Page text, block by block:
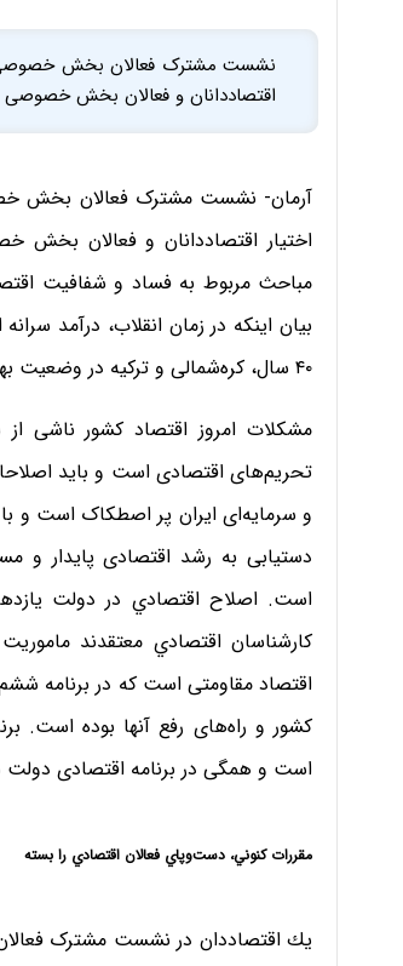
نشست مشترک فعالان بخش خصوصی و
اقتصاددانان و فعالان بخش
آرمان- نشست مشترک فعالان بخش
اختیار اقتصاددانان و فعالان بخش
مباحث مربوط به فساد و شفافیت
بیان اینکه در زمان انقلاب، درآمد
۴۰ سال، کره‌شمالی و ترکیه در وضعیت بهتری قرار گرفته اند، اقتصاد ایران را درگیر با مشکلات مختلف توصیف کرد.
مشکلات امروز اقتصاد کشور ناشی
تحریم‌های اقتصادی است و باید
و سرمایه‌ای ایران پر اصطکاک است و
دستیابی به رشد اقتصادی پایدار و
است. اصلاح اقتصادي در دولت
كارشناسان اقتصادي معتقدند
اقتصاد مقاومتی است که در برنامه
کشور و راه‌های رفع آنها بوده است.
است و همگی در برنامه اقتصادی دولت
مقررات كنوني، دست‌وپاي فعالان اقتصادي را بسته
يك اقتصاددان در نشست مشترک